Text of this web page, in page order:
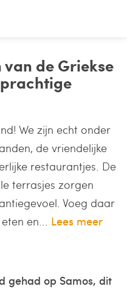
de Griekse
We zijn echt onder
de vriendelijke
restaurantjes. De
terrasjes zorgen
Voeg daar
en... Lees meer
gehad op Samos, dit